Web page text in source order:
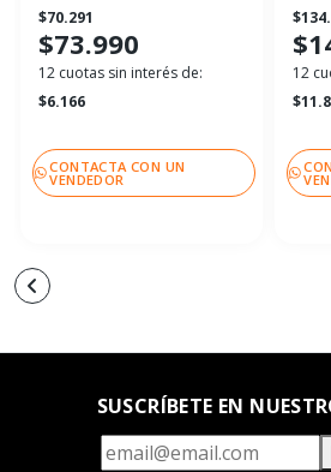
$70.291
$73.990
12 cuotas sin interés de:
$6.166
CONTACTA CON UN
VENDEDOR
12
SUSCRÍBETE EN